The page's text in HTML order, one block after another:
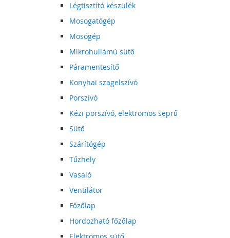
Légtisztító készülék
Mosogatógép
Mosógép
Mikrohullámú sütő
Páramentesítő
Konyhai szagelszívó
Porszívó
Kézi porszívó, elektromos seprű
Sütő
Szárítógép
Tűzhely
Vasaló
Ventilátor
Főzőlap
Hordozható főzőlap